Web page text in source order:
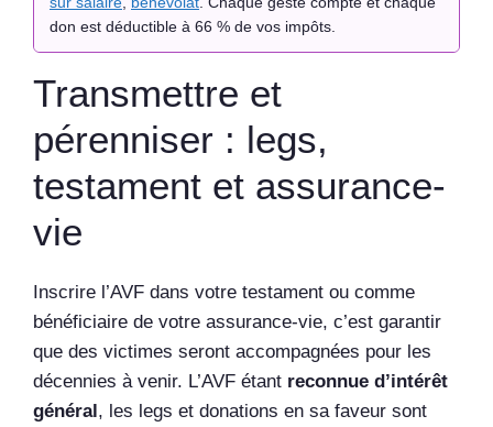
don est déductible à 66 % de vos impôts.
Transmettre et
pérenniser : legs,
testament et assurance-
vie
Inscrire l’AVF dans votre testament ou comme
bénéficiaire de votre assurance-vie, c’est garantir
que des victimes seront accompagnées pour les
décennies à venir. L’AVF étant reconnue d’intérêt
général, les legs et donations en sa faveur sont